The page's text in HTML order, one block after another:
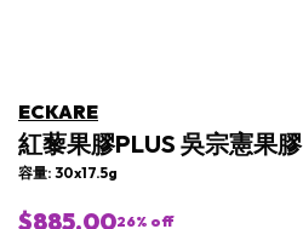
ECKARE
紅藜果膠PLUS 吳宗憲果膠
容量: 30x17.5g
$885.0026% off